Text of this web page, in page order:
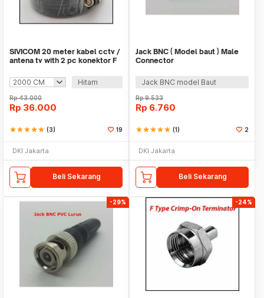
SIVICOM 20 meter kabel cctv /
antena tv with 2 pc konektor F
Hitam
Rp43.000
Rp 36.000
starstarstarstarstar (3) 19
DKI Jakarta
Beli Sekarang
Jack BNC ( Model baut ) Male
Connector
Jack BNC model Baut
Rp9.533
Rp 6.760
starstarstarstarstar (1) 2
DKI Jakarta
Beli Sekarang
-29% -24%